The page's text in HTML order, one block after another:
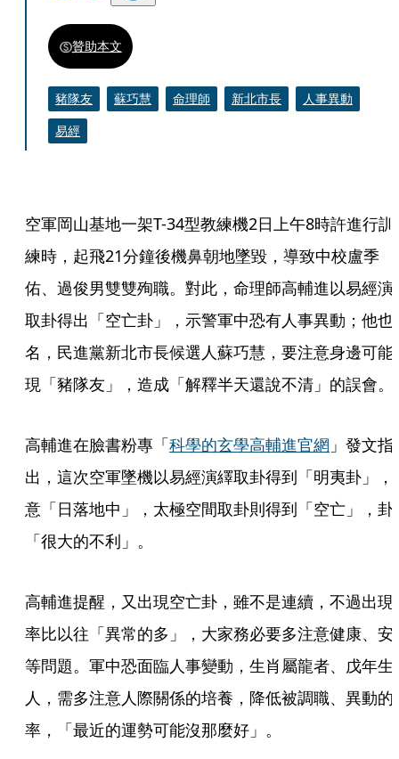
贊助本文
豬隊友 蘇巧慧 命理師 新北市長
人事異動
易經
空軍岡山基地一架T-34型教練機2日上午8時許進行訓
練時，起飛21分鐘後機鼻朝地墜毀，導致中校盧季
佑、過俊男雙雙殉職。對此，命理師高輔進以易經演
取卦得出「空亡卦」，示警軍中恐有人事異動；他也
名，民進黨新北市長候選人蘇巧慧，要注意身邊可能
現「豬隊友」，造成「解釋半天還說不清」的誤會。
高輔進在臉書粉專「科學的玄學高輔進官網 」發文指
出，這次空軍墜機以易經演繹取卦得到「明夷卦」，
意「日落地中」，太極空間取卦則得到「空亡」，卦
「很大的不利」。
高輔進提醒，又出現空亡卦，雖不是連續，不過出現
率比以往「異常的多」，大家務必要多注意健康、安
等問題。軍中恐面臨人事變動，生肖屬龍者、戊年生
人，需多注意人際關係的培養，降低被調職、異動的
率，「最近的運勢可能沒那麼好」。